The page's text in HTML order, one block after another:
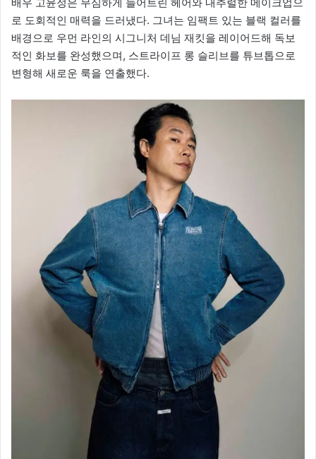
배우 고윤정은 무심하게 늘어트린 헤어와 내추럴한 메이크업으
로 도회적인 매력을 드러냈다. 그녀는 임팩트 있는 블랙 컬러를
배경으로 우먼 라인의 시그니처 데님 재킷을 레이어드해 독보
적인 화보를 완성했으며, 스트라이프 롱 슬리브를 튜브톱으로
변형해 새로운 룩을 연출했다.